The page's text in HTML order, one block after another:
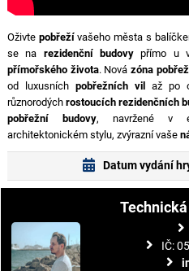
Oživte pobřežívašeho města s
se na rezidenční budovy přímo u
přímořského života. Nová zóna
od luxusních pobřežních vil až po
různorodých rostoucích rezidenčních
pobřežní budovy, navržené v
architektonickém stylu, zvýrazní vaše
Datum vydání
IČ: